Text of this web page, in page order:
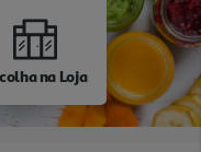
na Loja